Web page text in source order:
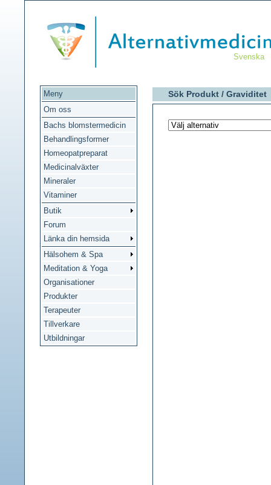
Svenska
Meny
Om oss
Bachs blomstermedicin
Behandlingsformer
Homeopatpreparat
Medicinalväxter
Mineraler
Vitaminer
Butik
Forum
Länka din hemsida
Hälsohem & Spa
Meditation & Yoga
Organisationer
Produkter
Terapeuter
Tillverkare
Utbildningar
Sök Produkt / Graviditet